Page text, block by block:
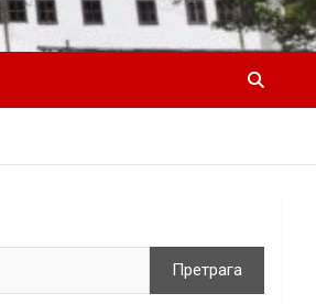
Претрага